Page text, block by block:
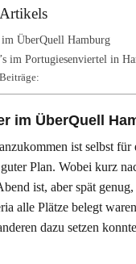
ÜberQuell Hamburg
im Portugiesenviertel in
im ÜberQuell
ist selbst für
Plan. Wobei kurz
ist, aber spät
alle Plätze belegt
dazu setzen